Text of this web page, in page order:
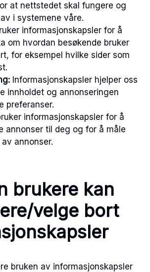
at nettstedet skal fungere og
i systemene våre.
informasjonskapsler for å
om hvordan besøkende bruker
for eksempel hvilke sider som
Informasjonskapsler hjelper oss
innholdet og annonseringen
preferanser.
informasjonskapsler for å
annonser til deg og for å måle
annonser.
brukere kan
velge bort
bruken av informasjonskapsler